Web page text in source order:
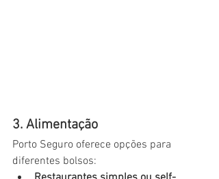
3. Alimentação
Porto Seguro oferece opções para
diferentes bolsos: